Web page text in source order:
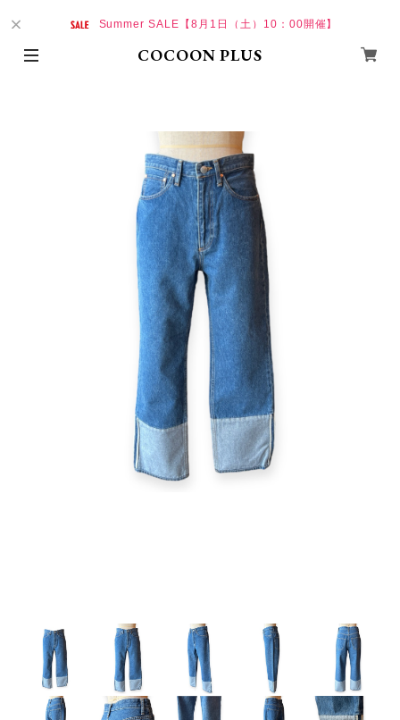
Summer SALE【8月1日（土）10：00開催】
COCOON PLUS